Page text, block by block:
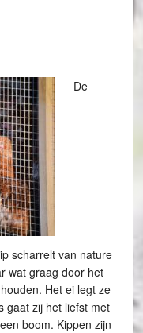
De
scharrelt van nature
wat graag door het
Het ei legt ze
zij het liefst met
boom. Kippen zijn